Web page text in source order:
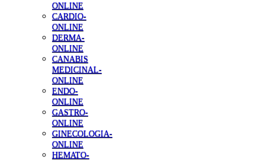
ONLINE
CARDIO-
ONLINE
DERMA-
ONLINE
CANABIS
MEDICINAL-
ONLINE
ENDO-
ONLINE
GASTRO-
ONLINE
GINECOLOGIA-
ONLINE
HEMATO-